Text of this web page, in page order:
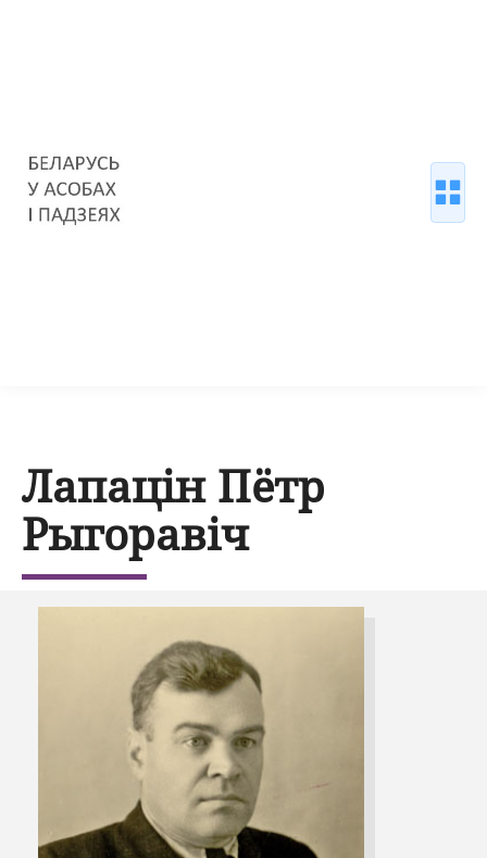
Лапацін Пётр
Рыгоравіч